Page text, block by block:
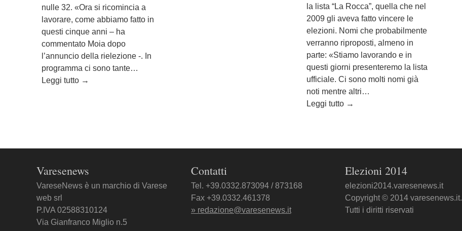
nulle 32. «Ora si ricomincia a
lavorare, come abbiamo fatto in
questi cinque anni – ha
commentato Moia dopo
l’annuncio della rielezione -. In
programma ci sono tante…
Leggi tutto →
la lista “La Rocca”, quella che nel
2009 gli aveva fatto vincere le
elezioni. Nomi che probabilmente
verranno riproposti, almeno in
parte: «Stiamo lavorando e in
questi giorni presenteremo la lista
ufficiale. Ci sono molti nomi già
noti mentre altri…
Leggi tutto →
Varesenews
VareseNews è un marchio di Varese
web srl
P.IVA 02588310124
Via Gianfranco Miglio n.5
Contatti
Tel. +39.0332.873094 / 873168
Fax +39.0332.461378
» redazione@varesenews.it
Elezioni 2014
elezioni2014.varesenews.it
Copyright © 2014 varesenews.it.
Tutti i diritti riservati